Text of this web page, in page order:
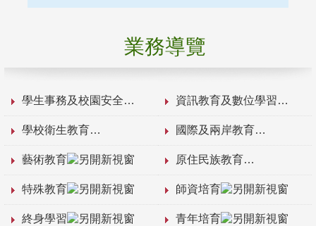
業務導覽
學生事務及校園安全 資訊教育及數位學習
學校衛生教育 國際及兩岸教育
藝術教育 原住民族教育
特殊教育 師資培育
終身學習 青年培育